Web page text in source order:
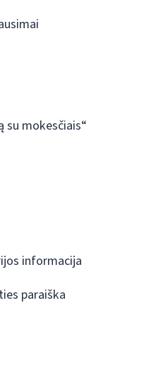
su mokesčiais“
informacija
paraiška